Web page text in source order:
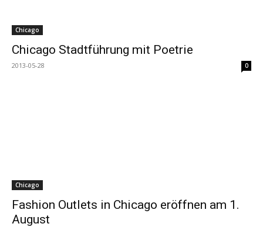
Chicago
Chicago Stadtführung mit Poetrie
2013-05-28 0
Chicago
Fashion Outlets in Chicago eröffnen am 1.
August